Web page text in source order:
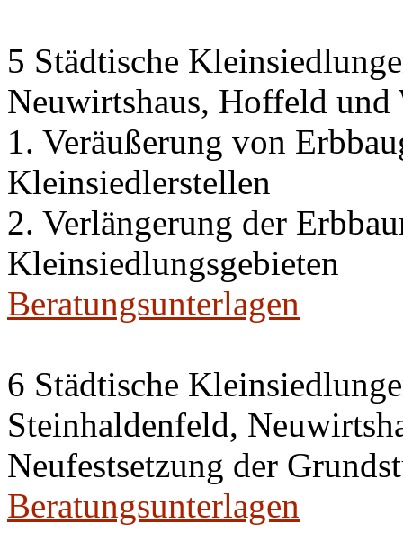
5 Städtische
Neuwirtshaus, Hoffeld und
1. Veräußerung von
Kleinsiedlerstellen
2. Verlängerung der
Kleinsiedlungsgebieten
Beratungsunterlagen
6 Städtische
Steinhaldenfeld,
Neufestsetzung der
Beratungsunterlagen